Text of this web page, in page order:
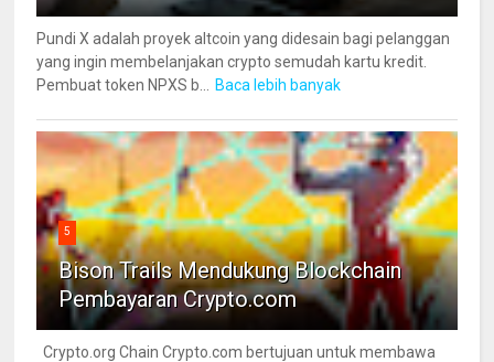
Pundi X adalah proyek altcoin yang didesain bagi pelanggan
yang ingin membelanjakan crypto semudah kartu kredit.
Pembuat token NPXS b...
Baca lebih banyak
5
Bison Trails Mendukung Blockchain
Pembayaran Crypto.com
Crypto.org Chain Crypto.com bertujuan untuk membawa